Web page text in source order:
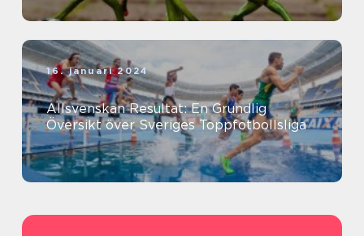
16. januari 2024
Allsvenskan Resultat: En Grundlig
Översikt över Sveriges Toppfotbollsliga